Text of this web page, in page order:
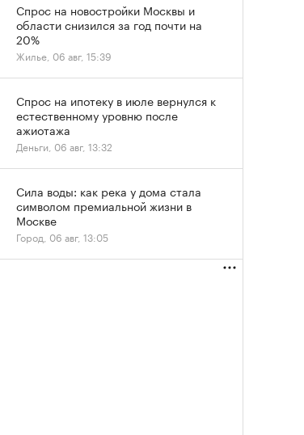
Спрос на новостройки Москвы и
области снизился за год почти на
20%
Жилье, 06 авг, 15:39
Спрос на ипотеку в июле вернулся к
естественному уровню после
ажиотажа
Деньги, 06 авг, 13:32
Сила воды: как река у дома стала
символом премиальной жизни в
Москве
Город, 06 авг, 13:05